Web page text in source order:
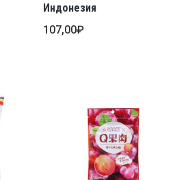
Индонезия
107,00₽